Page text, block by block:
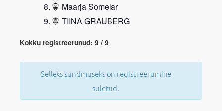
Maarja Somelar
TIINA GRAUBERG
Kokku registreerunud: 9 / 9
Selleks sündmuseks on registreerumine
suletud.